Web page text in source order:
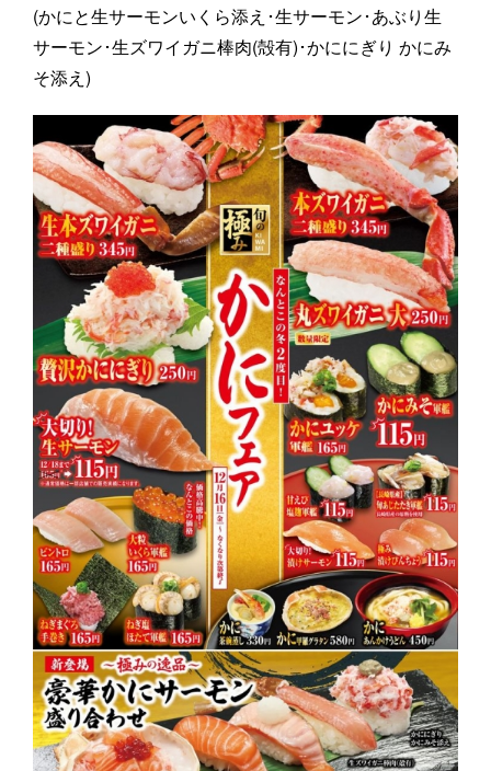
(かにと生サーモンいくら添え･生サーモン･あぶり生
サーモン･生ズワイガニ棒肉(殻有)･かににぎり かにみ
そ添え)